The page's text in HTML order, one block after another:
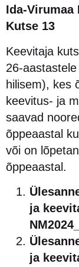
Ida-
Kutse 13
Keevitaja
26-
hilisem), kes
keevitus- ja
saavad
õppeaastal
või on
õppeaastal.
ja
ja